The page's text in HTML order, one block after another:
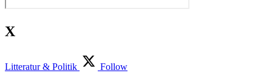
X
Litteratur & Politik
Follow